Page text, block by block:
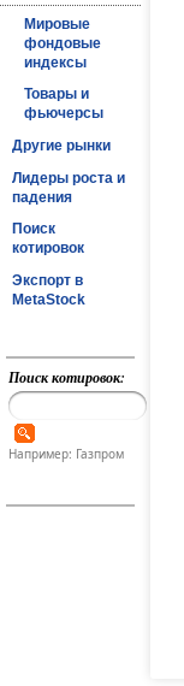
Мировые
фондовые
индексы
Товары и
фьючерсы
Другие рынки
Лидеры роста и
падения
Поиск
котировок
Экспорт в
MetaStock
Поиск котировок:
Например: Газпром